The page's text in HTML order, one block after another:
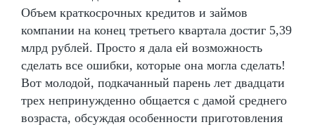
Объем краткосрочных кредитов и займов
компании на конец третьего квартала достиг 5,39
млрд рублей. Просто я дала ей возможность
сделать все ошибки, которые она могла сделать!
Вот молодой, подкачанный парень лет двадцати
трех непринужденно общается с дамой среднего
возраста, обсуждая особенности приготовления